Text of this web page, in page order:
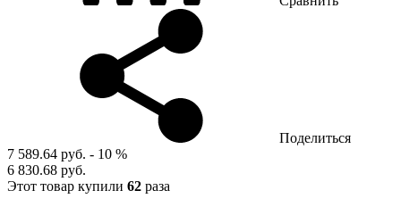
Поделиться
7 589.64 руб. - 10 %
6 830.68 руб.
Этот товар купили 62 раза